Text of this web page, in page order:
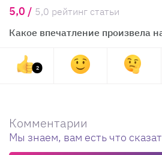
5,0 / 5,0 рейтинг статьи
Какое впечатление произвела
2
Комментарии
Мы знаем, вам есть что